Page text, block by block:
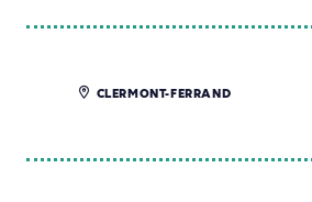
CLERMONT-FERRAND